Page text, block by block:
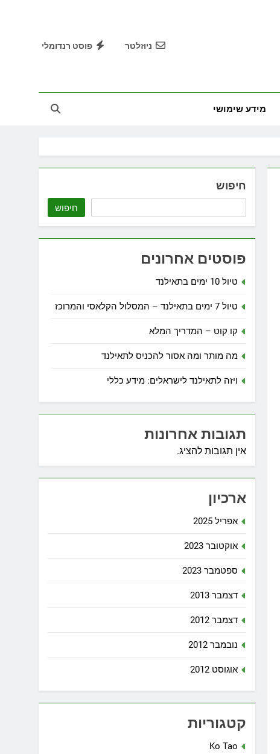
ניוזלטר פוסט רנדומלי
מידע שימושי
חיפוש
חיפוש
פוסטים אחרונים
טיול 10 ימים בתאילנד
טיול 7 ימים בתאילנד – המסלול הקלאסי והמרוכז
קו קוט – המדריך המלא
מה מותר ומה אסור להכניס לתאילנד
ויזה לתאילנד לישראלים: מידע כללי
תגובות אחרונות
אין תגובות להציג.
ארכיון
אפריל 2025
אוקטובר 2023
ספטמבר 2023
דצמבר 2013
דצמבר 2012
נובמבר 2012
אוגוסט 2012
קטגוריות
Ko Tao